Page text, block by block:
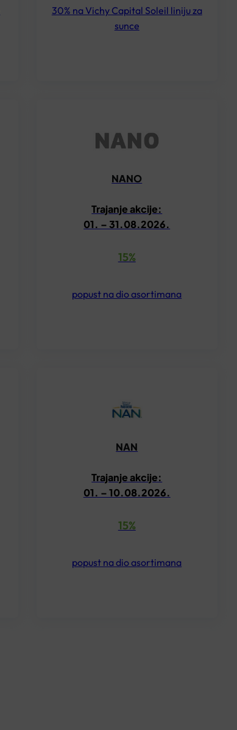
30% na Vichy Capital Soleil liniju za
sunce
NANO
Trajanje akcije:
01. – 31.08.2026.
15%
popust na dio asortimana
NAN
Trajanje akcije:
01. – 10.08.2026.
15%
popust na dio asortimana